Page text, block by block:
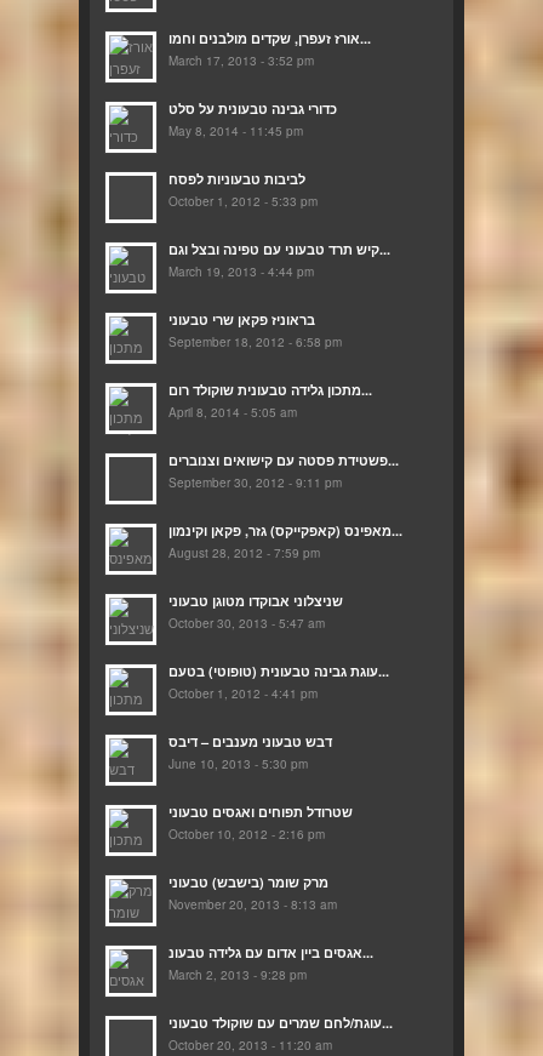
אורז זעפרן, שקדים מולבנים וחמו...
March 17, 2013 - 3:52 pm
כדורי גבינה טבעונית על סלט
May 8, 2014 - 11:45 pm
לביבות טבעוניות לפסח
October 1, 2012 - 5:33 pm
קיש תרד טבעוני עם טפינה ובצל וגם...
March 19, 2013 - 4:44 pm
בראוניז פקאן שרי טבעוני
September 18, 2012 - 6:58 pm
מתכון גלידה טבעונית שוקולד רום...
April 8, 2014 - 5:05 am
פשטידת פסטה עם קישואים וצנוברים...
September 30, 2012 - 9:11 pm
מאפינס (קאפקייקס) גזר, פקאן וקינמון...
August 28, 2012 - 7:59 pm
שניצלוני אבוקדו מטוגן טבעוני
October 30, 2013 - 5:47 am
עוגת גבינה טבעונית (טופוטי) בטעם...
October 1, 2012 - 4:41 pm
דבש טבעוני מענבים – דיבס
June 10, 2013 - 5:30 pm
שטרודל תפוחים ואגסים טבעוני
October 10, 2012 - 2:16 pm
מרק שומר (בישבש) טבעוני
November 20, 2013 - 8:13 am
אגסים ביין אדום עם גלידה טבעונ...
March 2, 2013 - 9:28 pm
עוגת/לחם שמרים עם שוקולד טבעוני...
October 20, 2013 - 11:20 am